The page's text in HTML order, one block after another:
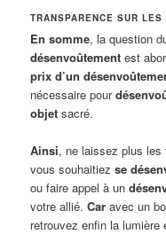
TRANSPARENCE SUR
En somme, la question
désenvoûtement est
prix d’un
nécessaire pour
objet sacré.
Ainsi, ne laissez plus
vous souhaitiezse
ou faire appel à un
votre allié.Car avec un
retrouvez enfin la lumière